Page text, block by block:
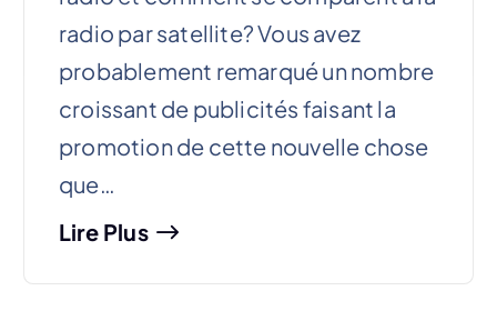
radio par satellite? Vous avez
probablement remarqué un nombre
croissant de publicités faisant la
promotion de cette nouvelle chose
que…
Lire Plus